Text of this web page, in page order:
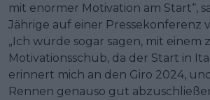
mit enormer Motivation am Start“,
Jährige auf einer Pressekonferenz
„Ich würde sogar sagen, mit einem
Motivationsschub, da der Start in
erinnert mich an den Giro 2024,
Rennen genauso gut